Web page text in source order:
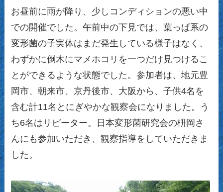
お昼前に雨が降り、少しコンディションの悪い中
での開催でした。午前中の下見では、葉っぱ系の
変形菌の子実体はまだ発生している様子はなく、
わずかに倒木にマメホコリを一つだけ見つけるこ
とができるような状態でした。参加者は、地元豊
岡市、朝来市、京丹後市、大阪から、子供4名を
含む計11名とにぎやかな観察会になりました。う
ち6名はリピーター。日本変形菌研究会の枡岡さ
んにも参加いただき、観察指導をしていただきま
した。